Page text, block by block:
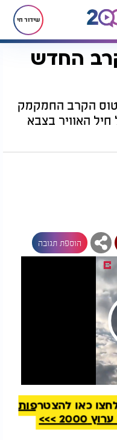
שידור חי
כך נראה מטוס הקרב החדש תוצרת טורקיה
החדש
הקרב החמקמק
חיל האוויר בצבא
הוספת תגובה
כאן להצטרפות
>>>